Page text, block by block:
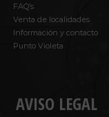
FAQ’s
Venta de localidades
Información y contacto
Punto Violeta
AVISO LEGAL